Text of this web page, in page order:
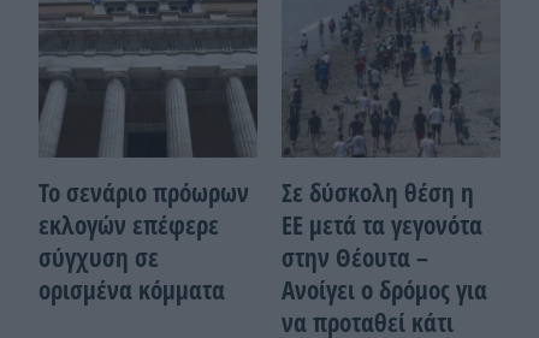
Το σενάριο πρόωρων
εκλογών επέφερε
σύγχυση σε
ορισμένα κόμματα
Σε δύσκολη θέση η
ΕΕ μετά τα γεγονότα
στην Θέουτα –
Ανοίγει ο δρόμος για
να προταθεί κάτι